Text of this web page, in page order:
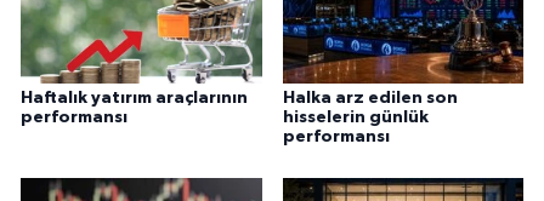
Haftalık yatırım araçlarının
performansı
Halka arz edilen son
hisselerin günlük
performansı